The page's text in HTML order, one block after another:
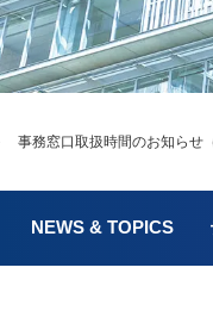
務窓口取扱時間のお知らせ
NEWS & TOPICS